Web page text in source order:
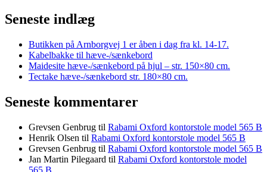
Seneste indlæg
Butikken på Arnborgvej 1 er åben i dag fra kl. 14-17.
Kabelbakke til hæve-/sænkebord
Maidesite hæve-/sænkebord på hjul – str. 150×80 cm.
Tectake hæve-/sænkebord str. 180×80 cm.
Seneste kommentarer
Grevsen Genbrug til Rabami Oxford kontorstole model 565 B
Henrik Olsen til Rabami Oxford kontorstole model 565 B
Grevsen Genbrug til Rabami Oxford kontorstole model 565 B
Jan Martin Pilegaard til Rabami Oxford kontorstole model
565 B